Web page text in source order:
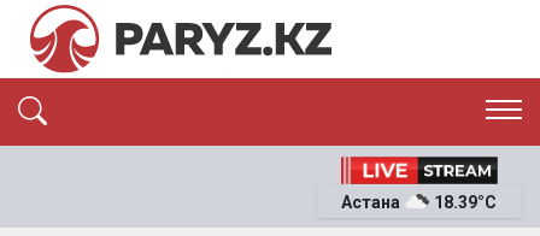
ЭКОНОМИКА
Астана 18.39°C